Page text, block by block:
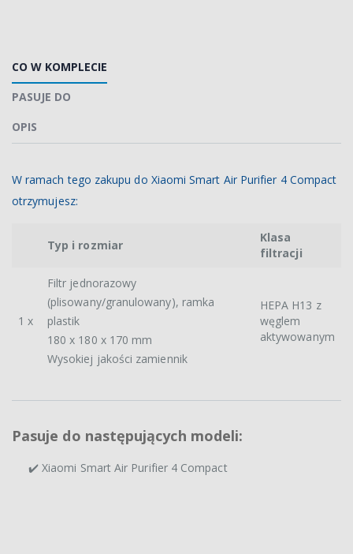
CO W KOMPLECIE
PASUJE DO
OPIS
W ramach tego zakupu do Xiaomi Smart Air Purifier 4 Compact
otrzymujesz:
Typ i rozmiar
Klasa
filtracji
1 x
Filtr jednorazowy
(plisowany/granulowany), ramka
plastik
180 x 180 x 170 mm
Wysokiej jakości zamiennik
HEPA H13 z
węglem
aktywowanym
Pasuje do następujących modeli:
✔️ Xiaomi Smart Air Purifier 4 Compact